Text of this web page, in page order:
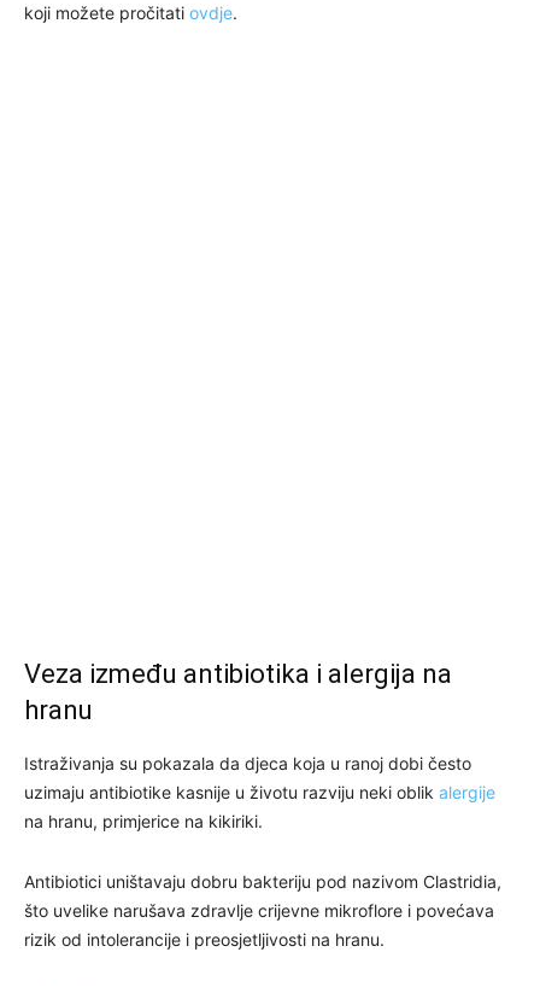
koji možete pročitati ovdje.
Veza između antibiotika i alergija na
hranu
Istraživanja su pokazala da djeca koja u ranoj dobi često
uzimaju antibiotike kasnije u životu razviju neki oblik alergije
na hranu, primjerice na kikiriki.
Antibiotici uništavaju dobru bakteriju pod nazivom Clastridia,
što uvelike narušava zdravlje crijevne mikroflore i povećava
rizik od intolerancije i preosjetljivosti na hranu.